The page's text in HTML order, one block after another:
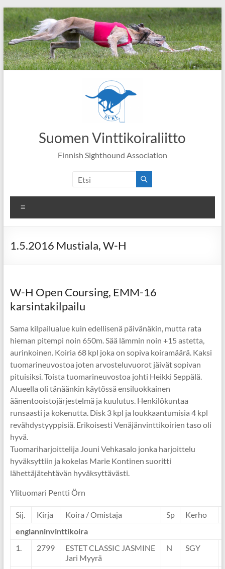
Skip
to
content
Suomen Vinttikoiraliitto
Finnish Sighthound Association
1.5.2016 Mustiala, W-H
W-H Open Coursing, EMM-16
karsintakilpailu
Sama kilpailualue kuin edellisenä päivänäkin, mutta rata
hieman pitempi noin 650m. Sää lämmin noin +15 astetta,
aurinkoinen. Koiria 68 kpl joka on sopiva koiramäärä. Kaksi
tuomarineuvostoa joten arvosteluvuorot jäivät sopivan
pituisiksi. Toista tuomarineuvostoa johti Heikki Seppälä.
Alueella oli tänäänkin käytössä ensiluokkainen
äänentooistojärjestelmä ja kuulutus. Henkilökuntaa
runsaasti ja kokenutta. Disk 3 kpl ja loukkaantumisia 4 kpl
revähdystyyppisiä. Erikoisesti Venäjänvinttikoirien taso oli
hyvä.
Tuomariharjoittelija Jouni Vehkasalo jonka harjoittelu
hyväksyttiin ja kokelas Marie Kontinen suoritti
lähettäjätehtävän hyväksyttävästi.
Ylituomari Pentti Örn
Sij. Kirja Koira / Omistaja Sp Kerho
englanninvinttikoira
1.
2799
ESTET CLASSIC JASMINE
Jari Myyrä
N SGY